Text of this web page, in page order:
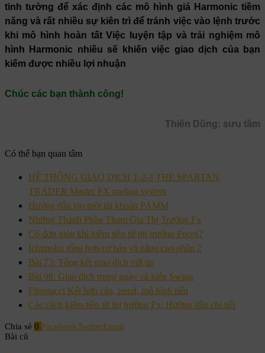
tinh tường để xác định các mô hình giá Harmonic tiềm
năng và rất nhiều sự kiên trì để tránh việc vào lệnh trước
khi mô hình hoàn tất Việc luyện tập và trải nghiệm mô
hình Harmonic nhiều sẽ khiến việc giao dịch của bạn
kiếm được nhiều lợi nhuận
Chúc các bạn thành công!
Thiên Dũng: sưu tầm
Có thể bạn quan tâm
HỆ THỐNG GIAO DỊCH 1-2-3 THE SPARTAN
TRADER Master FX trading system
Hướng dẫn tạo một tài khoản PAMM
Những Thành Phần Tham Gia Thị Trường Fx
Có đơn giản khi kiếm tiền từ thị trường Forex?
Ichimoku tổng hợp cơ bản và nâng cao phần 2
Bài 73: Tổng kết giao dịch với tin
Bài 98: Giao dịch trong ngày và kiểu Swing
Fibonacci Kết hợp cản, trend, mô hình nến
Các cách kiếm tiền từ thị trường Fx: Hướng dẫn chi tiết
Chia sẻ 0 FacebookTwitterEmail
Bài cũ